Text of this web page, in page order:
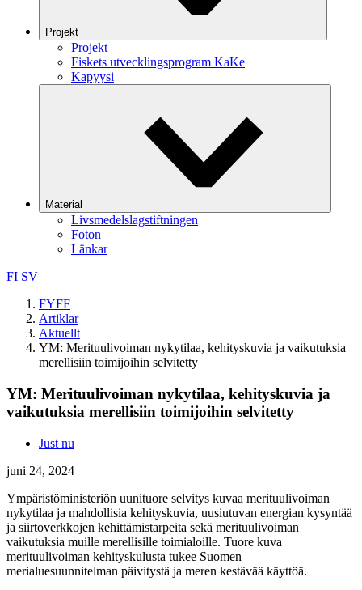
Projekt
Projekt
Fiskets utvecklingsprogram KaKe
Kapyysi
Material
Livsmedelslagstiftningen
Foton
Länkar
FI SV
FYFF
Artiklar
Aktuellt
YM: Merituulivoiman nykytilaa, kehityskuvia ja vaikutuksia
merellisiin toimijoihin selvitetty
YM: Merituulivoiman nykytilaa, kehityskuvia ja
vaikutuksia merellisiin toimijoihin selvitetty
Just nu
juni 24, 2024
Ympäristöministeriön uunituore selvitys kuvaa merituulivoiman
nykytilaa ja mahdollisia kehityskuvia, uusiutuvan energian kysyntää
ja siirtoverkkojen kehittämistarpeita sekä merituulivoiman
vaikutuksia muille merellisille toimialoille. Tuore kuva
merituulivoiman kehityskulusta tukee Suomen
merialuesuunnitelman päivitystä ja meren kestävää käyttöä.